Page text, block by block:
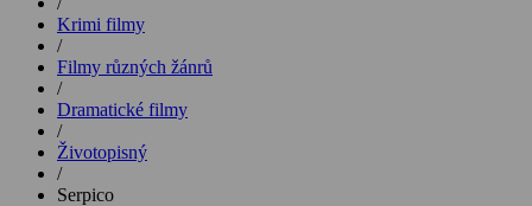
Krimi filmy
/
Filmy různých žánrů
/
Dramatické filmy
/
Životopisný
/
Serpico